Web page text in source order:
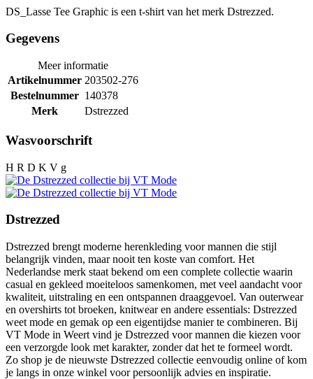
DS_Lasse Tee Graphic is een t-shirt van het merk Dstrezzed.
Gegevens
Meer informatie
Artikelnummer 203502-276
Bestelnummer 140378
Merk
Dstrezzed
Wasvoorschrift
H R D K V g
Dstrezzed
Dstrezzed brengt moderne herenkleding voor mannen die stijl
belangrijk vinden, maar nooit ten koste van comfort. Het
Nederlandse merk staat bekend om een complete collectie waarin
casual en gekleed moeiteloos samenkomen, met veel aandacht voor
kwaliteit, uitstraling en een ontspannen draaggevoel. Van outerwear
en overshirts tot broeken, knitwear en andere essentials: Dstrezzed
weet mode en gemak op een eigentijdse manier te combineren. Bij
VT Mode in Weert vind je Dstrezzed voor mannen die kiezen voor
een verzorgde look met karakter, zonder dat het te formeel wordt.
Zo shop je de nieuwste Dstrezzed collectie eenvoudig online of kom
je langs in onze winkel voor persoonlijk advies en inspiratie.